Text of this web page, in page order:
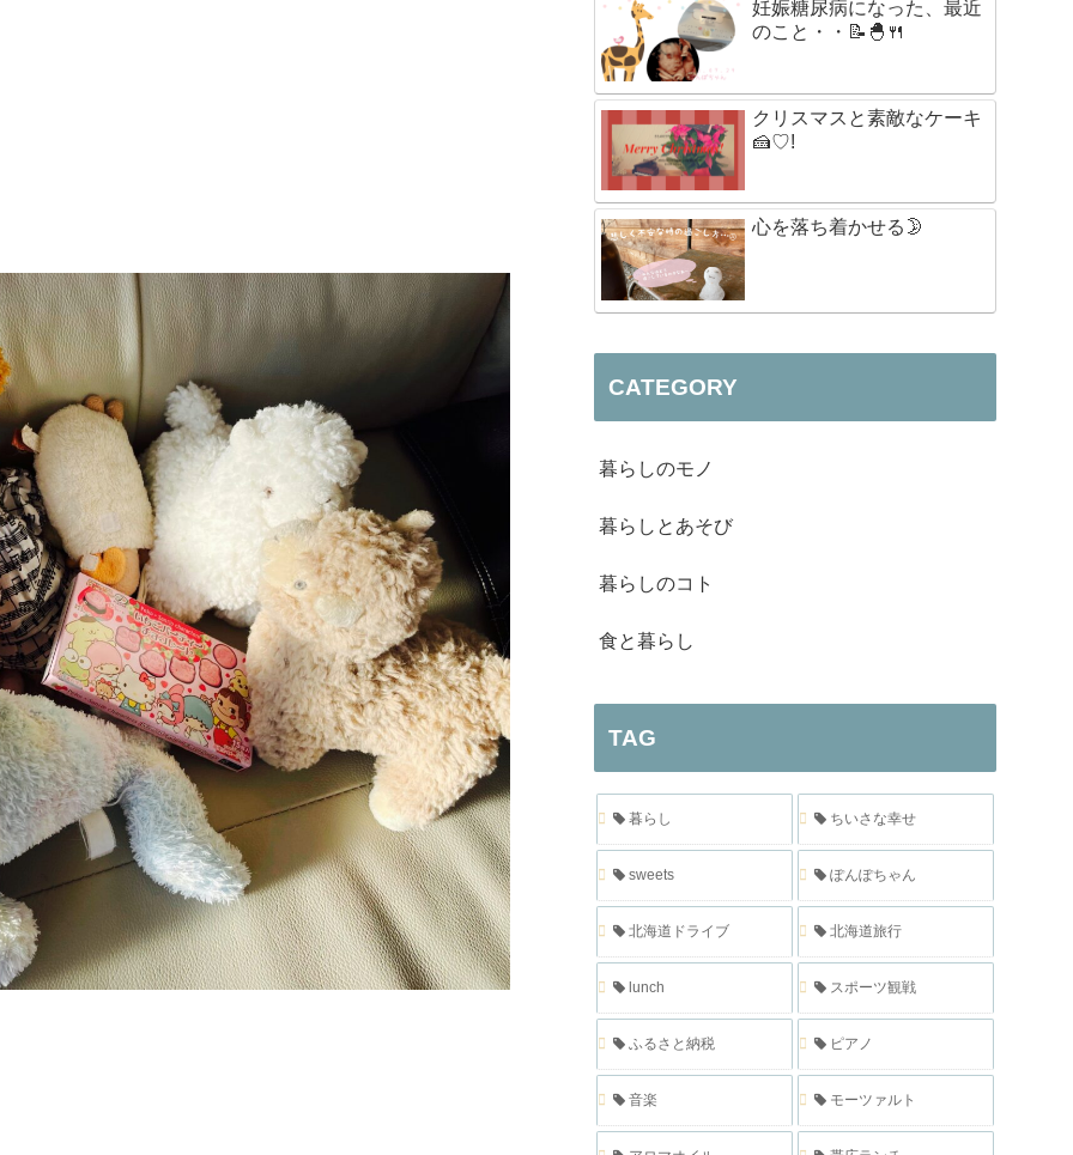
妊娠糖尿病になった、最近
のこと・・📝🐣🍴
クリスマスと素敵なケーキ
🍰♡!
心を落ち着かせる🌛
CATEGORY
暮らしのモノ
暮らしとあそび
暮らしのコト
食と暮らし
TAG
暮らし ちいさな幸せ
sweets ぽんぽちゃん
北海道ドライブ 北海道旅行
lunch スポーツ観戦
ふるさと納税 ピアノ
音楽 モーツァルト